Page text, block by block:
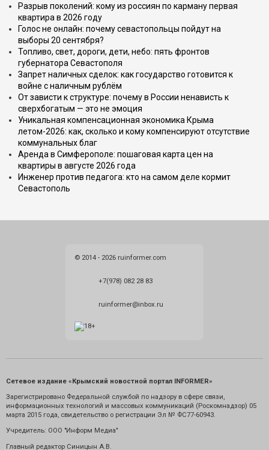
Разрыв поколений: кому из россиян по карману первая
квартира в 2026 году
Голос не онлайн: почему севастопольцы пойдут на
выборы 20 сентября?
Топливо, свет, дороги, дети, небо: пять фронтов
губернатора Севастополя
Запрет наличных сделок: как государство готовится к
войне с наличным рублём
От зависти к структуре: почему в России ненависть к
сверхбогатым — это не эмоция
Уникальная компенсационная экономика Крыма
летом-2026: как, сколько и кому компенсируют отсутствие
коммунальных благ
Аренда в Симферополе: пошаговая карта цен на
квартиры в августе 2026 года
Инженер против педагога: кто на самом деле кормит
Севастополь
© 2014 - 2026 ruinformer.com
+7(978) 082 28 83
ruinformer@inbox.ru
Сетевое издание «Крымский новостной портал INFORMER»
Зарегистрировано Федеральной службой по надзору в сфере связи,
информационных технологий и массовых коммуникаций (Роскомнадзор) 05
марта 2015 года, свидетельство о регистрации Эл № ФС77-60943.
Учредитель: ООО "Информ Медиа"
Главный редактор Синицын А.В.